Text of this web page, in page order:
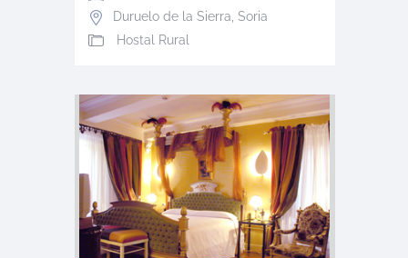
Duruelo de la Sierra, Soria
Hostal Rural